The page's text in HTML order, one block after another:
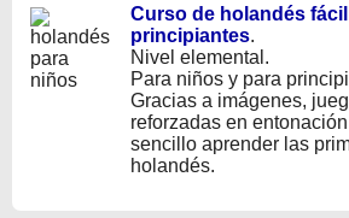
Curso de holandés
principiantes.
Nivel elemental.
Para niños y para
Gracias a imágenes,
reforzadas en
sencillo aprender las
holandés.